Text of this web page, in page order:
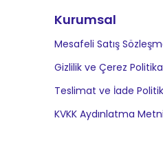
Kurumsal
Mesafeli Satış
Gizlilik ve Çerez
Teslimat ve İade
KVKK Aydınlatma Metni